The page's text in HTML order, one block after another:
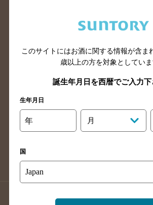
滋賀県のバー検索
和歌山県
山口県のバー検索
鳥取県
島根県のバー検索
徳島県の
香川県のバー検索
愛媛県の
高知県のバー検索
長崎県のバー検索
佐賀県
大分県のバー検索
熊本県
沖縄県のバー検索
店舗登録方法のご案内
店舗情報更
このサイトにはお酒に関する情報が含ま
歳以上の方を対象としていま
誕生年月日を西暦でご入力下
生年月日
年 月
国